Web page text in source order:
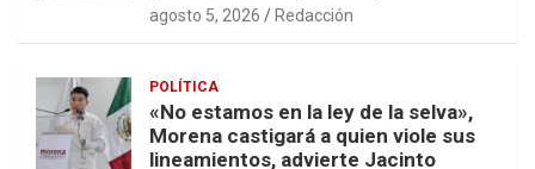
agosto 5, 2026 Redacción
POLÍTICA
«No estamos en la ley de la selva»,
Morena castigará a quien viole sus
lineamientos, advierte Jacinto